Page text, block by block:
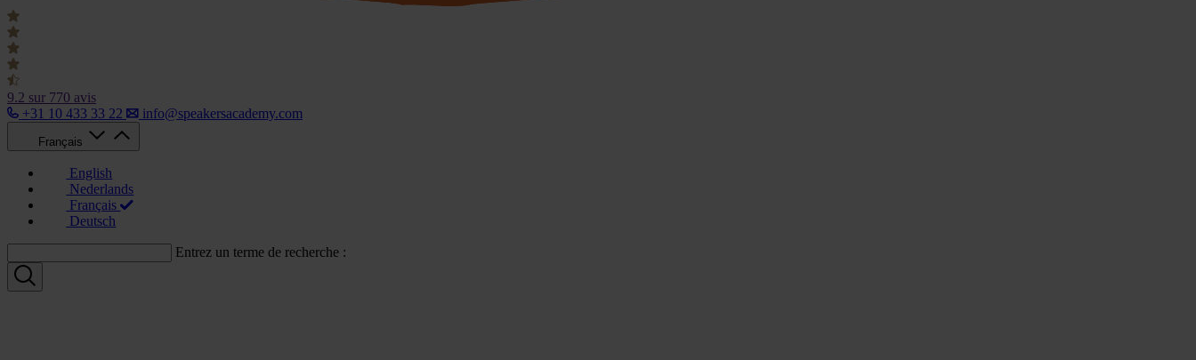
9.2 sur 770 avis
+31 10 433 33 22
info@speakersacademy.com
Français
English
Nederlands
Français
Deutsch
Entrez un terme de recherche :